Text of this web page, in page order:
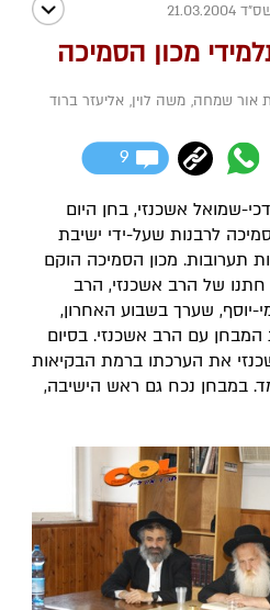
מכון הסמיכה
אור שמחה, משה לוין, אליעזר ברוד
9
שמואל אשכנזי, בחן היום
לרבנות שעל-ידי ישיבת
תערובות. מכון הסמיכה הוקם
של הרב אשכנזי, הרב
יוסף, שערך בשבוע האחרון,
עם הרב אשכנזי. בסיום
את הערכתו ברמת הבקיאות
במבחן נכח גם ראש הישיבה,